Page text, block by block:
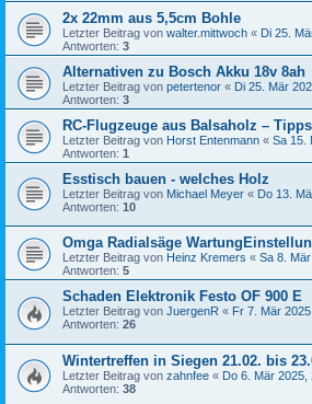
2x 22mm aus 5,5cm Bohle
Letzter Beitrag von walter.mittwoch « Di 25.
Antworten: 3
Alternativen zu Bosch Akku 18v 8ah
Letzter Beitrag von petertenor « Di 25. Mär
Antworten: 3
RC-Flugzeuge aus Balsaholz –
Letzter Beitrag von Horst Entenmann « Sa 15.
Antworten: 1
Esstisch bauen - welches Holz
Letzter Beitrag von Michael Meyer « Do 13.
Antworten: 10
Omga Radialsäge
Letzter Beitrag von Heinz Kremers « Sa 8.
Antworten: 5
Schaden Elektronik Festo OF 900 E
Letzter Beitrag von JuergenR « Fr 7. Mär
Antworten: 26
Wintertreffen in Siegen 21.02. bis
Letzter Beitrag von zahnfee « Do 6. Mär 2025,
Antworten: 38